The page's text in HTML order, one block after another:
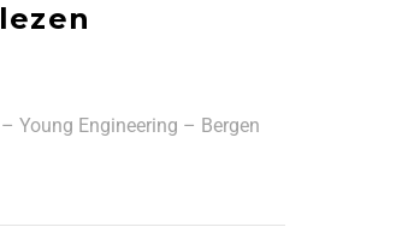
Young Engineering – Bergen